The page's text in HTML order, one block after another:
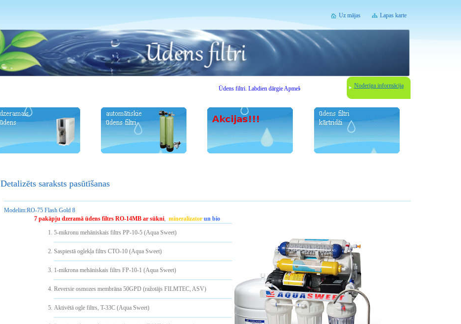
Lapas karte
Uz mājas
Ūdens filtri. Labdien dārgieApmeklētāji akciju laika!Attiecībā uz jebkuru
Noderīga informācija
Detalizēts saraksts pasūtīšanas
Modelim:RO-75 Flash Gold 8
7 pakāpju dzeramā ūdens filtrs RO-14MB ar sūkni, mineralizator un bio
5-mikronu mehāniskais filtrs PP-10-5 (Aqua Sweet)
Saspiestā oglekļa filtrs CTO-10 (Aqua Sweet)
1-mikrona mehāniskais filtrs FP-10-1 (Aqua Sweet)
Reversie osmozes membrāna 50GPD (ražotājs FILMTEC, ASV)
Aktivētā ogle filtrs, T-33C (Aqua Sweet)